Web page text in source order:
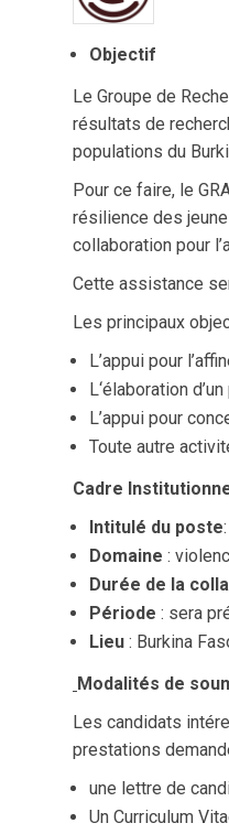
Objectif
Le Groupe de
résultats de
populations du
Pour ce faire, le
résilience des
collaboration pour
Cette assistance
Les principaux
L’appui pour
L‘élaboration
L’appui pour
Toute autre
Cadre
Intitulé du poste
Domaine :
Durée de la
Période : sera
Lieu : Burkina
Modalités de
Les candidats
prestations
une lettre de
Un Curriculum